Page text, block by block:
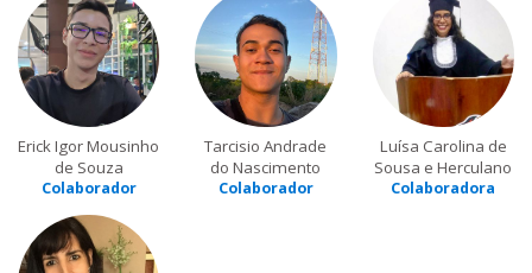
Erick Igor Mousinho
de Souza
Colaborador
Tarcisio Andrade
do Nascimento
Colaborador
Luísa Carolina de
Sousa e Herculano
Colaboradora